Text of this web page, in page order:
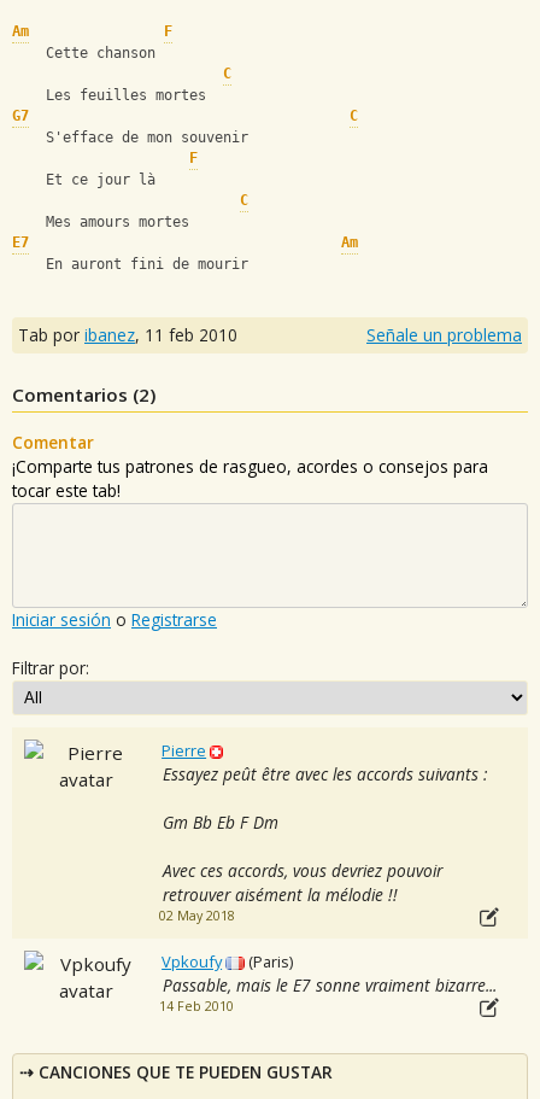
Am
F
    Cette chanson
C
    Les feuilles mortes
G7
C
    S'efface de mon souvenir
F
    Et ce jour là
C
    Mes amours mortes
E7
Am
    En auront fini de mourir
Tab por ibanez, 11 feb 2010 Señale un problema
Comentarios (2)
Comentar
¡Comparte tus patrones de rasgueo, acordes o consejos para
tocar este tab!
Iniciar sesión o Registrarse
Filtrar por:
Pierre
Essayez peût être avec les accords suivants :
Gm Bb Eb F Dm
Avec ces accords, vous devriez pouvoir
retrouver aisément la mélodie !!
02 May 2018
Vpkoufy (Paris)
Passable, mais le E7 sonne vraiment bizarre...
14 Feb 2010
CANCIONES QUE TE PUEDEN GUSTAR